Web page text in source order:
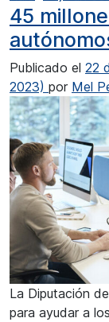
45
Publicado el 22
2023) por Mel
La Diputación
para ayudar a